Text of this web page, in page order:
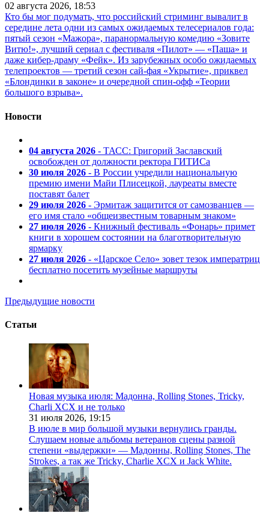
02 августа 2026, 18:53
Кто бы мог подумать, что российский стриминг вывалит в
середине лета одни из самых ожидаемых телесериалов года:
пятый сезон «Мажора», паранормальную комедию «Зовите
Витю!», лучший сериал с фестиваля «Пилот» — «Паша» и
даже кибер-драму «Фейк». Из зарубежных особо ожидаемых
телепроектов — третий сезон сай-фая «Укрытие», приквел
«Блондинки в законе» и очередной спин-офф «Теории
большого взрыва».
Новости
04 августа 2026 - ТАСС: Григорий Заславский
освобожден от должности ректора ГИТИСа
30 июля 2026 - В России учредили национальную
премию имени Майи Плисецкой, лауреаты вместе
поставят балет
29 июля 2026 - Эрмитаж защитится от самозванцев —
его имя стало «общеизвестным товарным знаком»
27 июля 2026 - Книжный фестиваль «Фонарь» примет
книги в хорошем состоянии на благотворительную
ярмарку
27 июля 2026 - «Царское Село» зовет тезок императриц
бесплатно посетить музейные маршруты
Предыдущие новости
Статьи
Новая музыка июля: Мадонна, Rolling Stones, Tricky,
Charli XCX и не только
31 июля 2026, 19:15
В июле в мир большой музыки вернулись гранды.
Слушаем новые альбомы ветеранов сцены разной
степени «выдержки» — Мадонны, Rolling Stones, The
Strokes, а так же Tricky, Charlie XCX и Jack White.